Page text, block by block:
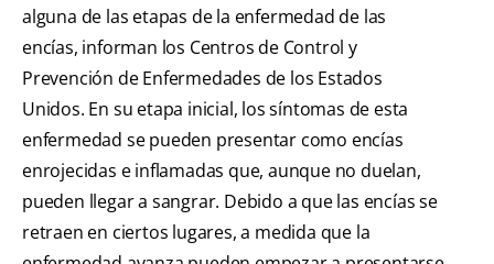
alguna de las etapas de la enfermedad de las
encías, informan los Centros de Control y
Prevención de Enfermedades de los Estados
Unidos. En su etapa inicial, los síntomas de esta
enfermedad se pueden presentar como encías
enrojecidas e inflamadas que, aunque no duelan,
pueden llegar a sangrar. Debido a que las encías se
retraen en ciertos lugares, a medida que la